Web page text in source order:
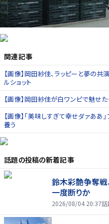
関連記事
【画像】岡田紗佳、ラッピーと夢の
ルショット
【画像】岡田紗佳が白ワンピで魅せ
【画像】「美味しすぎて幸せダァあ
養う
話題の投稿の新着記事
鈴木彩艶争奪戦
一度断りか
2026/08/04 20:37話